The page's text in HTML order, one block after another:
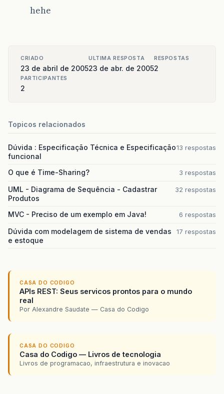
hehe
CRIADO
23 de abril de 2005
ULTIMA RESPOSTA
23 de abr. de 2005
RESPOSTAS
2
PARTICIPANTES
2
Topicos relacionados
Dúvida : Especificação Técnica e Especificação
funcional
13 respostas
O que é Time-Sharing? 3 respostas
UML - Diagrama de Sequência - Cadastrar
Produtos
32 respostas
MVC - Preciso de um exemplo em Java! 6 respostas
Dúvida com modelagem de sistema de vendas
e estoque
17 respostas
CASA DO CODIGO
APIs REST: Seus servicos prontos para o mundo
real
Por Alexandre Saudate — Casa do Codigo
CASA DO CODIGO
Casa do Codigo — Livros de tecnologia
Livros de programacao, infraestrutura e inovacao